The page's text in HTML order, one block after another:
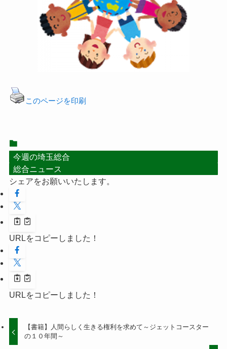
このページを印刷
今週の埼玉総合
総合ニュース
シェアをお願いいたします。
URLをコピーしました！
URLをコピーしました！
【書籍】人間らしく生きる権利を求めて～ジェットコースター
の１０年間～